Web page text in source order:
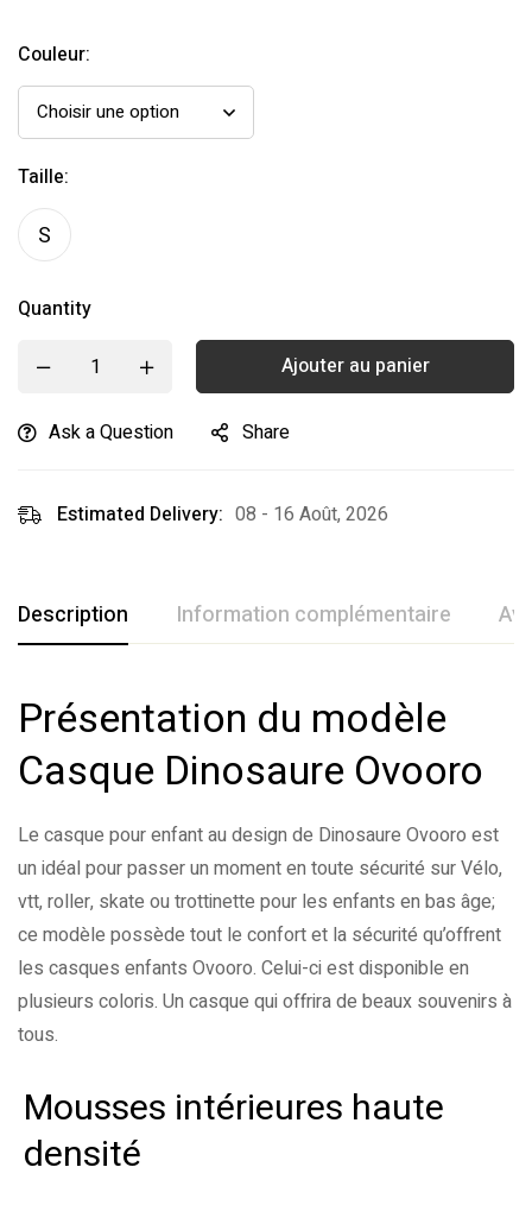
Couleur:
Taille:
S
Quantity
Ajouter au panier
Ask a Question Share
Estimated Delivery: 08 - 16 Août, 2026
Description Information complémentaire
Présentation du modèle
Casque Dinosaure Ovooro
Le casque pour enfant au design de Dinosaure Ovooro est
un idéal pour passer un moment en toute sécurité sur Vélo,
vtt, roller, skate ou trottinette pour les enfants en bas âge;
ce modèle possède tout le confort et la sécurité qu’offrent
les casques enfants Ovooro. Celui-ci est disponible en
plusieurs coloris. Un casque qui offrira de beaux souvenirs à
tous.
Mousses intérieures haute
densité
Couleur Bleu,Noir,Rouge,Vert clair
Taille
Rating & Review
Based on 2 Reviews Write a review
There are no reviews yet.
Question & Answer
0Questions Ask a Question
There are no question found.